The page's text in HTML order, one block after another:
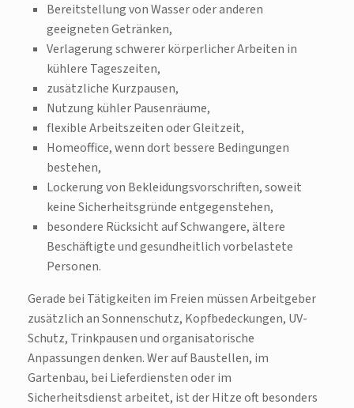
Bereitstellung von Wasser oder anderen
geeigneten Getränken,
Verlagerung schwerer körperlicher Arbeiten in
kühlere Tageszeiten,
zusätzliche Kurzpausen,
Nutzung kühler Pausenräume,
flexible Arbeitszeiten oder Gleitzeit,
Homeoffice, wenn dort bessere Bedingungen
bestehen,
Lockerung von Bekleidungsvorschriften, soweit
keine Sicherheitsgründe entgegenstehen,
besondere Rücksicht auf Schwangere, ältere
Beschäftigte und gesundheitlich vorbelastete
Personen.
Gerade bei Tätigkeiten im Freien müssen Arbeitgeber
zusätzlich an Sonnenschutz, Kopfbedeckungen, UV-
Schutz, Trinkpausen und organisatorische
Anpassungen denken. Wer auf Baustellen, im
Gartenbau, bei Lieferdiensten oder im
Sicherheitsdienst arbeitet, ist der Hitze oft besonders